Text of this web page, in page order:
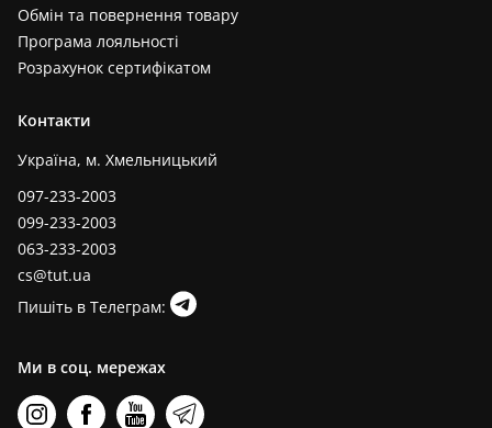
Обмін та повернення товару
Програма лояльності
Розрахунок сертифікатом
Контакти
Україна, м. Хмельницький
097-233-2003
099-233-2003
063-233-2003
cs@tut.ua
Пишіть в Телеграм:
Ми в соц. мережах